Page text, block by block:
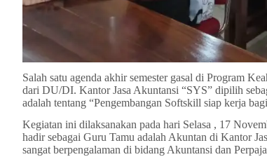
Salah satu agenda akhir semester gasal di Program
dari DU/DI. Kantor Jasa Akuntansi “SYS” dipilih
adalah tentang “Pengembangan Softskill siap kerja
Kegiatan ini dilaksanakan pada hari Selasa , 17
hadir sebagai Guru Tamu adalah Akuntan di Kantor
sangat berpengalaman di bidang Akuntansi dan